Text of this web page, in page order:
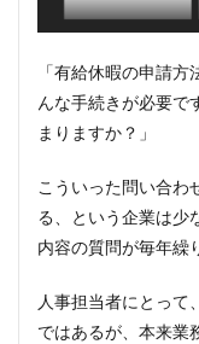
「有給休暇の申請
んな手続きが必要で
まりますか？」
こういった問い合わ
る、という企業は少
内容の質問が毎年繰
人事担当者にとって
ではあるが、本来業